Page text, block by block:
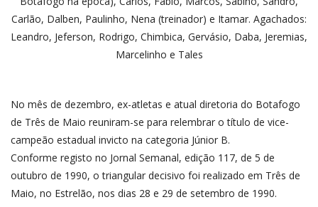
Carlão, Dalben, Paulinho, Nena (treinador) e Itamar. Agachados:
Leandro, Jeferson, Rodrigo, Chimbica, Gervásio, Daba, Jeremias,
Marcelinho e Tales
No mês de dezembro, ex-atletas e atual diretoria do Botafogo
de Três de Maio reuniram-se para relembrar o título de vice-
campeão estadual invicto na categoria Júnior B.
Conforme registo no Jornal Semanal, edição 117, de 5 de
outubro de 1990, o triangular decisivo foi realizado em Três de
Maio, no Estrelão, nos dias 28 e 29 de setembro de 1990.